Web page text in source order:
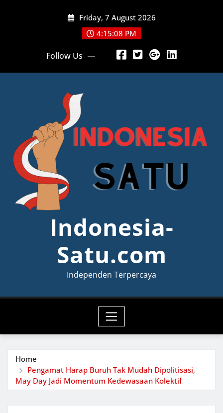
Friday, 7 August 2026
4:15:10 PM
Follow Us
Indonesia-
Satu.com
Independen Terpercaya
Home
Pengamat Harap Buruh Tak Mudah Dipolitisasi,
May Day Jadi Momentum Kedewasaan Kolektif